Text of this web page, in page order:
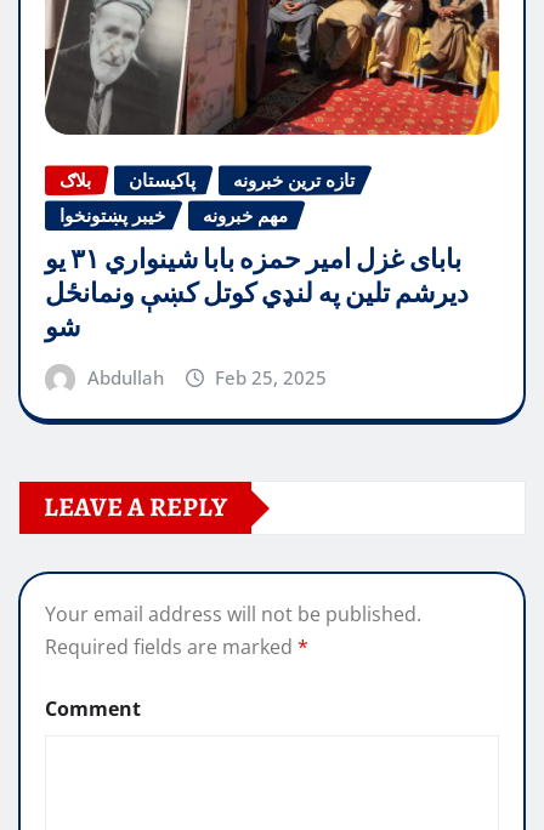
بلاګ پاکیستان
تازه ترین خبرونه
خیبر پښتونخوا
مهم خبرونه
بابای غزل امیر حمزه بابا شینواري ۳۱ یو
دیرشم تلین په لنډي کوتل کښې ونمانځل
شو
Abdullah Feb 25, 2025
LEAVE A REPLY
Your email address will not be published.
Required fields are marked *
Comment